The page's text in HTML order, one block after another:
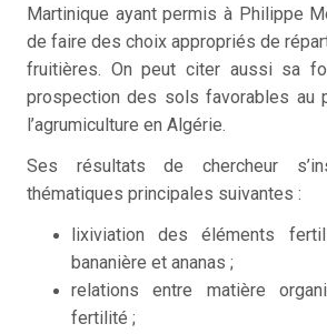
Martinique ayant permis à Philippe
de faire des choix appropriés de
fruitières. On peut citer aussi sa
prospection des sols favorables au
l’agrumiculture en Algérie.
Ses résultats de chercheur
thématiques principales suivantes :
lixiviation des éléments
bananière et ananas ;
relations entre matière
fertilité ;